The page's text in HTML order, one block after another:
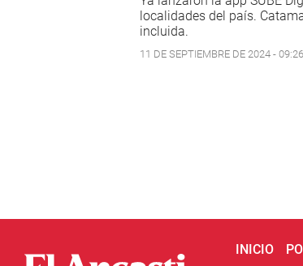
localidades del país.
incluida.
11 DE SEPTIEMBRE DE 2024 - 09:26
INICIO